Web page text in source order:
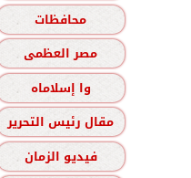
محافظات
مصر العظمى
وا إسلاماه
مقال رئيس التحرير
فيديو الزمان